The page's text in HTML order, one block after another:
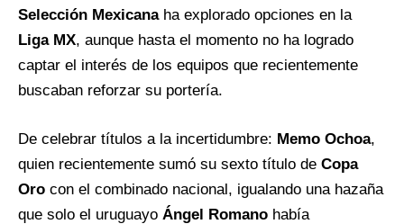
Selección Mexicanaha explorado opciones en la
Liga MX, aunque hasta el momento no ha logrado
captar el interés de los equipos que recientemente
buscaban reforzar su portería.
De celebrar títulos a la incertidumbre: Memo Ochoa,
quien recientemente sumó su sexto título de Copa
Oro con el combinado nacional, igualando una hazaña
que solo el uruguayo Ángel Romano había